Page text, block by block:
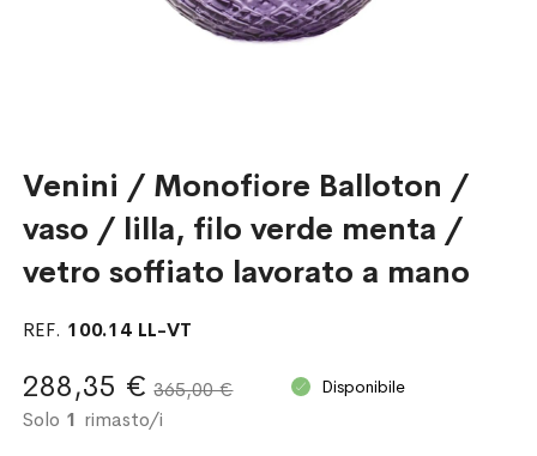
Venini / Monofiore Balloton /
vaso / lilla, filo verde menta /
vetro soffiato lavorato a mano
REF. 100.14 LL-VT
Solo 1 rimasto/i
288,35 € 365,00 € Disponibile